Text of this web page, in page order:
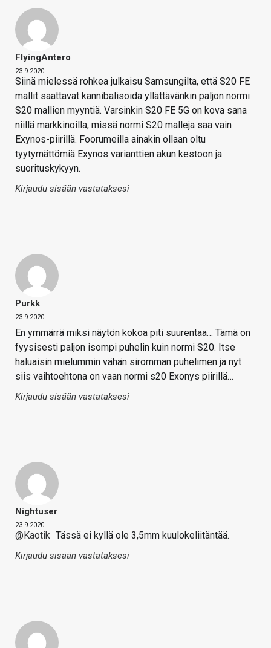
FlyingAntero
23.9.2020
Siinä mielessä rohkea julkaisu Samsungilta, että S20 FE
mallit saattavat kannibalisoida yllättävänkin paljon normi
S20 mallien myyntiä. Varsinkin S20 FE 5G on kova sana
niillä markkinoilla, missä normi S20 malleja saa vain
Exynos-piirillä. Foorumeilla ainakin ollaan oltu
tyytymättömiä Exynos varianttien akun kestoon ja
suorituskykyyn.
Kirjaudu sisään vastataksesi
Purkk
23.9.2020
En ymmärrä miksi näytön kokoa piti suurentaa… Tämä on
fyysisesti paljon isompi puhelin kuin normi S20. Itse
haluaisin mielummin vähän siromman puhelimen ja nyt
siis vaihtoehtona on vaan normi s20 Exonys piirillä…
Kirjaudu sisään vastataksesi
Nightuser
23.9.2020
@Kaotik Tässä ei kyllä ole 3,5mm kuulokeliitäntää.
Kirjaudu sisään vastataksesi